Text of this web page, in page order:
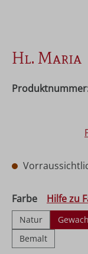
Hl. Maria
Farbeauswählen
Hilfe zu
Natur
Bemalt